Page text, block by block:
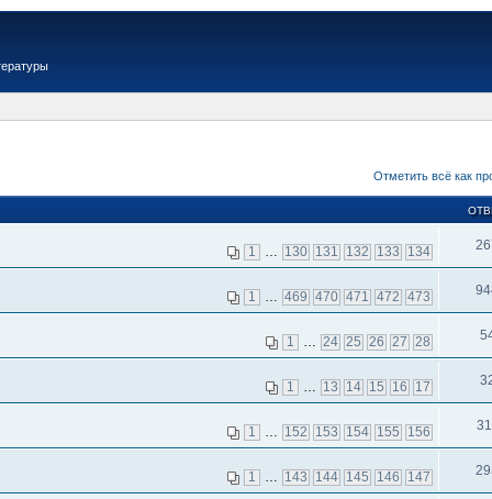
Отметить всё как
1 … 130 131 132 133 134
1 … 469 470 471 472 473
1 … 24 25 26 27 28
1 … 13 14 15 16 17
1 … 152 153 154 155 156
1 … 143 144 145 146 147